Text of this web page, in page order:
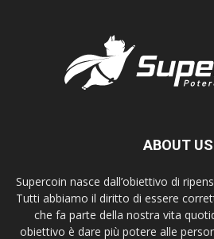
ABOUT US
Supercoin nasce dall’obiettivo di
Tutti abbiamo il diritto di essere
che fa parte della nostra vita
obiettivo è dare più potere alle